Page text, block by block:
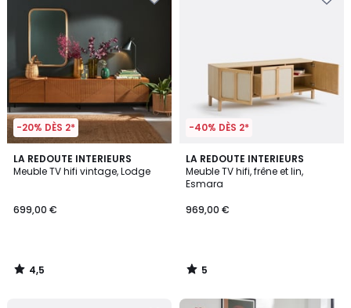
-20% DÈS 2*
LA REDOUTE INTERIEURS
Meuble TV hifi vintage, Lodge
699,00 €
4,5
/ 5
4,5
/
-40% DÈS 2*
LA REDOUTE INTERIEURS
Meuble TV hifi, frêne et lin,
Esmara
969,00 €
5
/
5
5
/